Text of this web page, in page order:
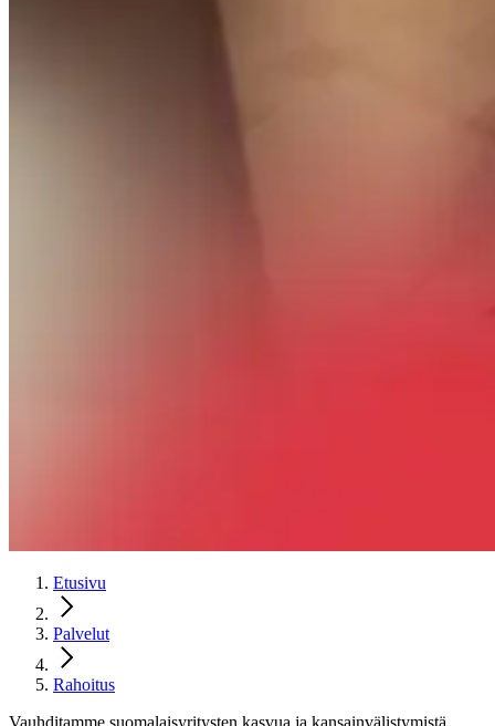
Etusivu
Palvelut
Rahoitus
Vauhditamme suomalaisyritysten kasvua ja kansainvälistymistä.